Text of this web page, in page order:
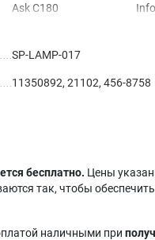
Ask C180
8758
Geha compact 212+
SP-LAMP-017
11350892, 21102, 456-8758
бесплатно. Цены
так, чтобы
наличными при